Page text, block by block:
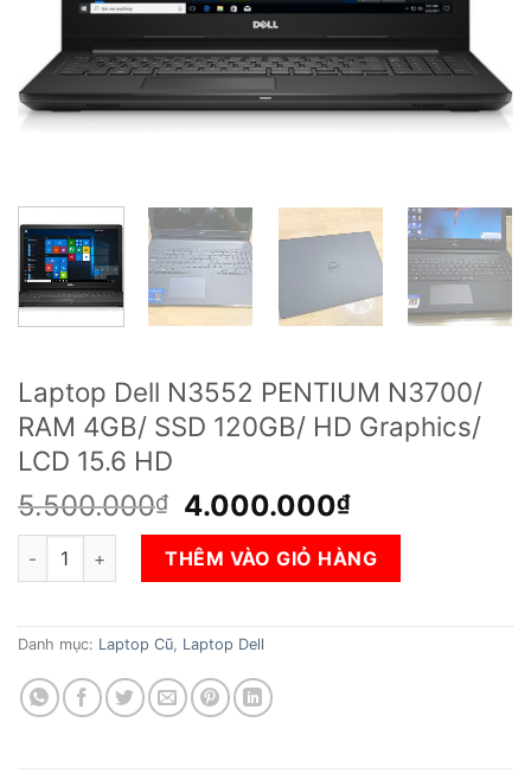
Laptop Dell N3552 PENTIUM N3700/
RAM 4GB/ SSD 120GB/ HD Graphics/
LCD 15.6 HD
5.500.000₫
Giá
gốc
là:
5.500.000₫.
4.000.000₫Giá
hiện
tại
là:
4.000.000₫.
Laptop Dell N3552 PENTIUM N3700/ RAM 4GB/ SSD 120GB/
THÊM VÀO GIỎ HÀNG
Danh mục: Laptop Cũ, Laptop Dell